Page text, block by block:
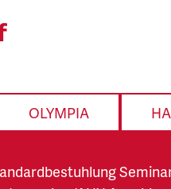
OLYMPIA